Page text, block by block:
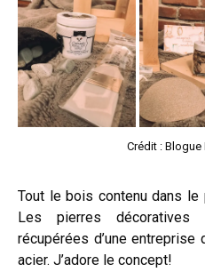
Crédit : Blogue
Tout le bois contenu dans
Les pierres
récupérées d’une
acier. J’adore le concept!